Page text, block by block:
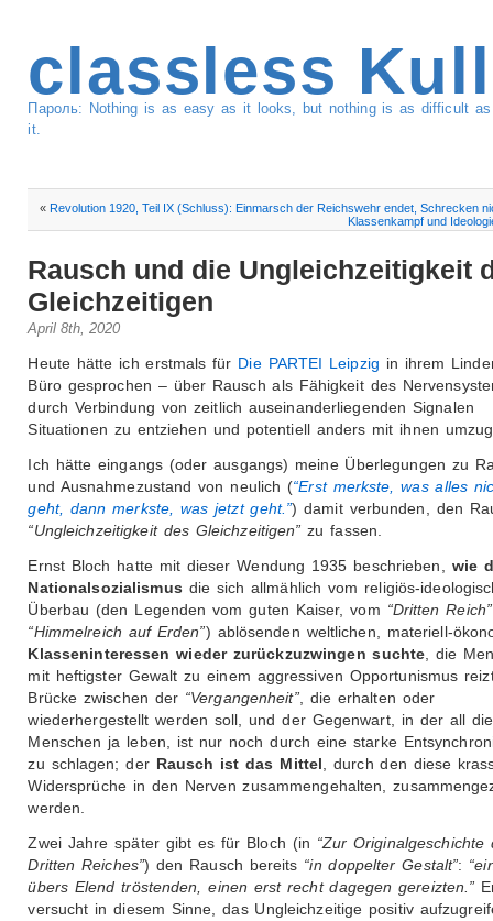
classless
Пароль: Nothing is as easy as it looks, but nothing is as difficult
it.
«Revolution 1920, Teil IX (Schluss): Einmarsch der Reichswehr endet, Schrecken
Klassenkampf und
Rausch und die Ungleichzeitigkeit
Gleichzeitigen
April 8th, 2020
Heute hätte ich erstmals für Die PARTEI Leipzig in ihrem
Büro gesprochen – über Rausch als Fähigkeit des
durch Verbindung von zeitlich auseinanderliegenden Signalen
Situationen zu entziehen und potentiell anders mit ihnen
Ich hätte eingangs (oder ausgangs) meine Überlegungen zu
und Ausnahmezustand von neulich (“Erst merkste, was alles
geht, dann merkste, was jetzt geht.”) damit verbunden, den
“Ungleichzeitigkeit des Gleichzeitigen” zu fassen.
Ernst Bloch hatte mit dieser Wendung 1935 beschrieben, wie
Nationalsozialismus die sich allmählich vom religiös-
Überbau (den Legenden vom guten Kaiser, vom “Dritten Reich”
“Himmelreich auf Erden”) ablösenden weltlichen, materiell-
Klasseninteressen wieder zurückzuzwingen suchte , die
mit heftigster Gewalt zu einem aggressiven Opportunismus
Brücke zwischen der “Vergangenheit”, die erhalten oder
wiederhergestellt werden soll, und der Gegenwart, in der all
Menschen ja leben, ist nur noch durch eine starke
zu schlagen; der Rausch ist das Mittel , durch den diese
Widersprüche in den Nerven zusammengehalten,
werden.
Zwei Jahre später gibt es für Bloch (in “Zur Originalgeschichte
Dritten Reiches”) den Rausch bereits “in doppelter Gestalt”:
übers Elend tröstenden, einen erst recht dagegen gereizten.”
versucht in diesem Sinne, das Ungleichzeitige positiv